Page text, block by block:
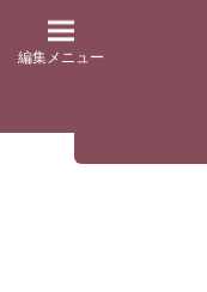
編集メニュー